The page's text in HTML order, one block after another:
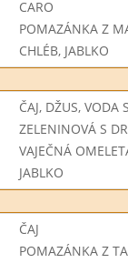
CARO
POMAZÁNKA Z
CHLÉB, JABLKO
ČAJ, DŽUS, VODA
ZELENINOVÁ S
VAJEČNÁ
JABLKO
ČAJ
POMAZÁNKA Z